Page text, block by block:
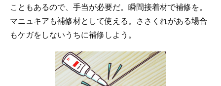
こともあるので、手当が必要だ。瞬間接着材で補修を。
マニュキアも補修材として使える。ささくれがある場合
もケガをしないうちに補修しよう。